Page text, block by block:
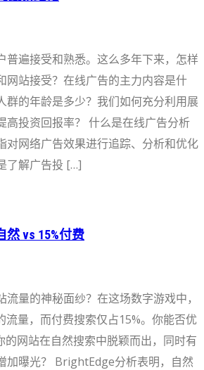
普遍接受和熟悉。这么多年下来，怎样
网站接受？在线广告的主力内容是什
群的年龄是多少？我们如何充分利用展
高投资回报率？ 什么是在线广告分析
对网络广告效果进行追踪、分析和优化
了解广告投 […]
然 vs 15%付费
量的神秘面纱？在这场数字游戏中，
流量，而付费搜索仅占15%。你能否优
的网站在自然搜索中脱颖而出，同时有
加曝光？ BrightEdge分析表明，自然